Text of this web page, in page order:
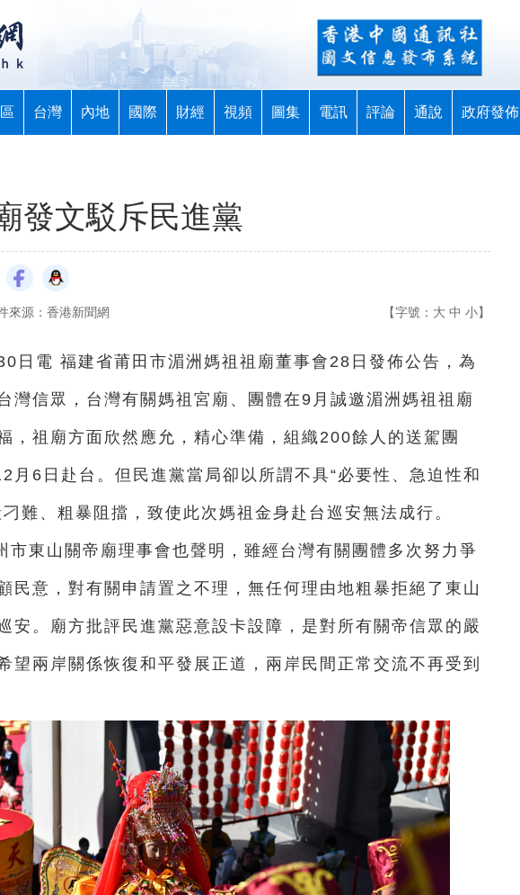
台灣 內地 國際 財經 視頻 圖集 電訊 評論 通說 政府發佈
發文駁斥民進黨
來源：香港新聞網 【字號： 大 中 小】
日電 福建省莆田市湄洲媽祖祖廟董事會28日發佈公告，為
灣信眾，台灣有關媽祖宮廟、團體在9月誠邀湄洲媽祖祖廟
，祖廟方面欣然應允，精心準備，組織200餘人的送駕團
月6日赴台。但民進黨當局卻以所謂不具“必要性、急迫性和
難、粗暴阻擋，致使此次媽祖金身赴台巡安無法成行。
市東山關帝廟理事會也聲明，雖經台灣有關團體多次努力爭
民意，對有關申請置之不理，無任何理由地粗暴拒絕了東山
安。廟方批評民進黨惡意設卡設障，是對所有關帝信眾的嚴
望兩岸關係恢復和平發展正道，兩岸民間正常交流不再受到